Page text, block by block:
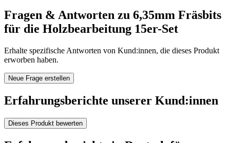
Fragen & Antworten zu 6,35mm Fräsbits
für die Holzbearbeitung 15er-Set
Erhalte spezifische Antworten von Kund:innen, die dieses Produkt
erworben haben.
Neue Frage erstellen
Erfahrungsberichte unserer Kund:innen
Dieses Produkt bewerten